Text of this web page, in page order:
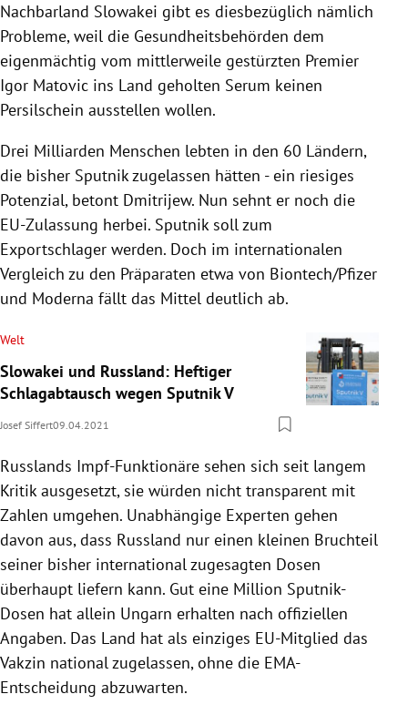
Nachbarland Slowakei gibt es diesbezüglich nämlich
Probleme, weil die Gesundheitsbehörden dem
eigenmächtig vom mittlerweile gestürzten Premier
Igor Matovic ins Land geholten Serum keinen
Persilschein ausstellen wollen.
Drei Milliarden Menschen lebten in den 60 Ländern,
die bisher Sputnik zugelassen hätten - ein riesiges
Potenzial, betont Dmitrijew. Nun sehnt er noch die
EU-Zulassung herbei. Sputnik soll zum
Exportschlager werden. Doch im internationalen
Vergleich zu den Präparaten etwa von Biontech/Pfizer
und Moderna fällt das Mittel deutlich ab.
Welt
Slowakei und Russland: Heftiger
Schlagabtausch wegen Sputnik V
Josef Siffert09.04.2021
Russlands Impf-Funktionäre sehen sich seit langem
Kritik ausgesetzt, sie würden nicht transparent mit
Zahlen umgehen. Unabhängige Experten gehen
davon aus, dass Russland nur einen kleinen Bruchteil
seiner bisher international zugesagten Dosen
überhaupt liefern kann. Gut eine Million Sputnik-
Dosen hat allein Ungarn erhalten nach offiziellen
Angaben. Das Land hat als einziges EU-Mitglied das
Vakzin national zugelassen, ohne die EMA-
Entscheidung abzuwarten.